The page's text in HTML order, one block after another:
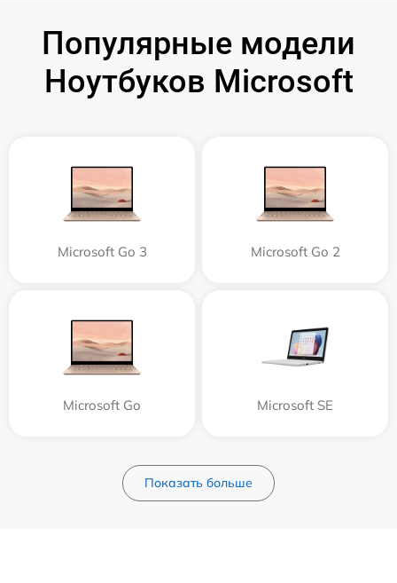
Популярные модели
Ноутбуков Microsoft
Microsoft Go 3 Microsoft Go 2
Microsoft Go Microsoft SE
Показать больше